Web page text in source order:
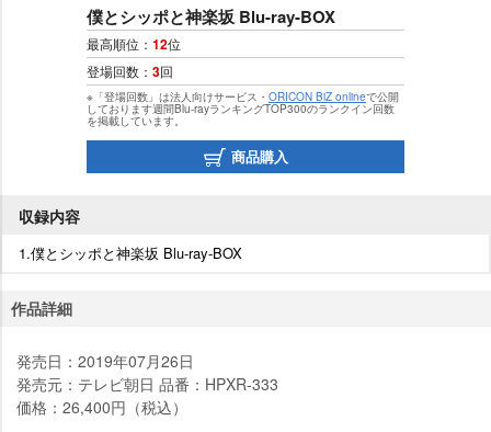
僕とシッポと神楽坂 Blu-ray-BOX
最高順位： 12位
登場回数： 3回
※「登場回数」は法人向けサービス・ ORICON BiZ onlineで公開
しております週間Blu-rayランキングTOP300のランクイン回数
を掲載しています。
商品購入
収録内容
1.僕とシッポと神楽坂 Blu-ray-BOX
作品詳細
発売日：2019年07月26日
発売元：テレビ朝日 品番：HPXR-333
価格：26,400円（税込）